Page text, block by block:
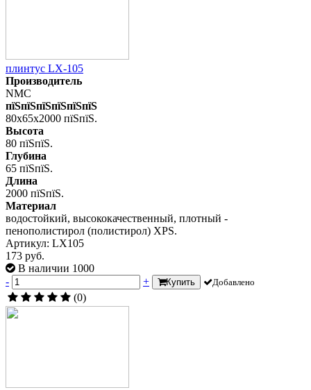
плинтус LX-105
Производитель
NMC
пїЅпїЅпїЅпїЅпїЅпїЅ
80x65x2000 пїЅпїЅ.
Высота
80 пїЅпїЅ.
Глубина
65 пїЅпїЅ.
Длина
2000 пїЅпїЅ.
Материал
водостойкий, высококачественный, плотный -
пенополистирол (полистирол) XPS.
Артикул: LX105
173 руб.
В наличии 1000
-
+ Купить Добавлено
(0)